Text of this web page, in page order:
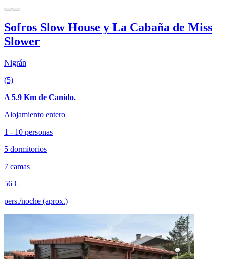
Sofros Slow House y La Cabaña de Miss
Slower
Nigrán
(5)
A 5.9 Km de Canido.
Alojamiento entero
1 - 10 personas
5 dormitorios
7 camas
56 €
pers./noche (aprox.)